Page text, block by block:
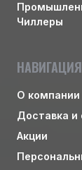
Чиллеры
НАВИГАЦИЯ
О компании
Доставка и
Акции